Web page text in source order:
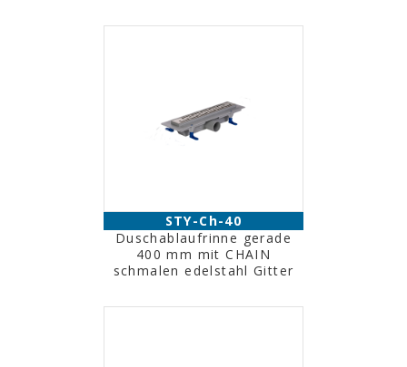
STY-Ch-40
Duschablaufrinne gerade
400 mm mit CHAIN
schmalen edelstahl Gitter